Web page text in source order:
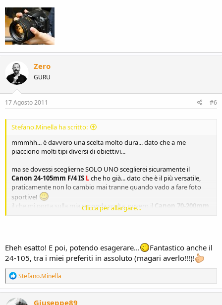
Zero
GURU
17 Agosto 2011 #6
Stefano.Minella ha scritto:
mmmhh... è davvero una scelta molto dura... dato che a me
piacciono molti tipi diversi di obiettivi...
ma se dovessi sceglierne SOLO UNO sceglierei sicuramente il
Canon 24-105mm F/4 IS Lche ho già... dato che è il più versatile,
praticamente non lo cambio mai tranne quando vado a fare foto
sportive!
il che mi porta sulla mia seconda scelta, ovvero il Canon 70-200mm
anche non IS tanto non mi serve, poi avendo credito
Clicca per allargare...
Eheh esatto! E poi, potendo esagerare...
Fantastico anche il
24-105, tra i miei preferiti in assoluto (magari averlo!!!)!
R
e
a
c
Stefano.Minella
Giuseppe89